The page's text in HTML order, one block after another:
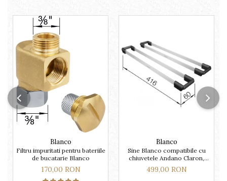
Blanco
Filtru impuritati pentru bateriile
de bucatarie Blanco
170,00 RON
Blanco
Sine Blanco compatibile cu
chiuvetele Andano Claron,
Flow, Pleon, Subline, Supra,
Zerox
499,00 RON